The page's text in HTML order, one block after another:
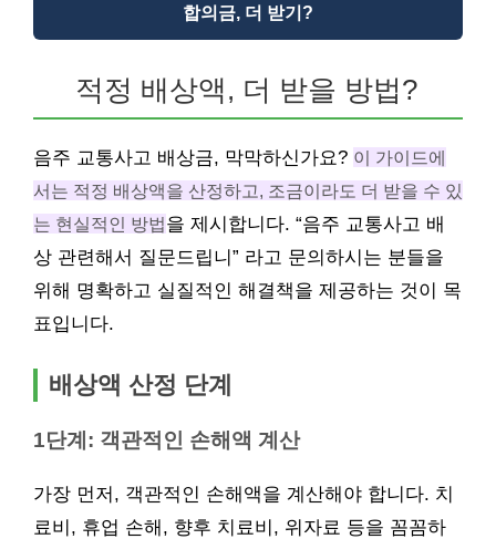
합의금, 더 받기?
적정 배상액, 더 받을 방법?
음주 교통사고 배상금, 막막하신가요? 이 가이드에
서는 적정 배상액을 산정하고, 조금이라도 더 받을 수 있
는 현실적인 방법을 제시합니다. “음주 교통사고 배
상 관련해서 질문드립니” 라고 문의하시는 분들을
위해 명확하고 실질적인 해결책을 제공하는 것이 목
표입니다.
배상액 산정 단계
1단계: 객관적인 손해액 계산
가장 먼저, 객관적인 손해액을 계산해야 합니다. 치
료비, 휴업 손해, 향후 치료비, 위자료 등을 꼼꼼하